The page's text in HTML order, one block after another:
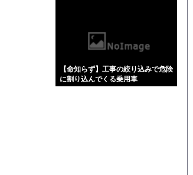
【命知らず】工事の絞り込みで危険
に割り込んでくる乗用車